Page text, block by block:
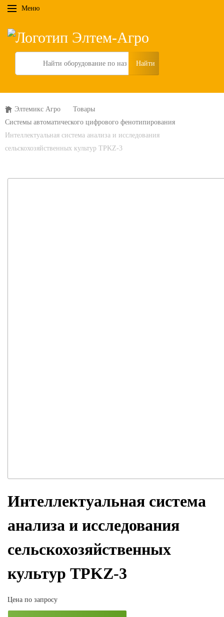
Меню
Search
Элтемикс Агро
Товары
Системы автоматического цифрового фенотипирования
Интеллектуальная система анализа и исследования
сельскохозяйственных культур TPKZ-3
Интеллектуальная система
анализа и исследования
сельскохозяйственных
культур TPKZ-3
Цена по запросу